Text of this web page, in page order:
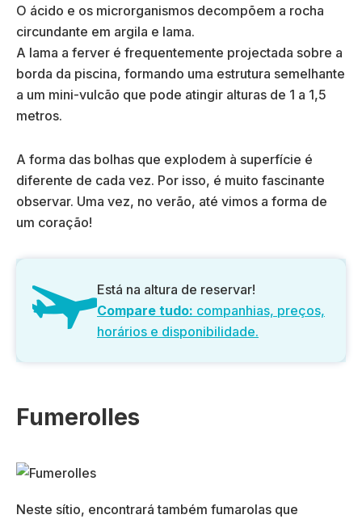
O ácido e os microrganismos decompõem a rocha
circundante em argila e lama.
A lama a ferver é frequentemente projectada sobre a
borda da piscina, formando uma estrutura semelhante
a um mini-vulcão que pode atingir alturas de 1 a 1,5
metros.
A forma das bolhas que explodem à superfície é
diferente de cada vez. Por isso, é muito fascinante
observar. Uma vez, no verão, até vimos a forma de
um coração!
Está na altura de reservar!
Compare tudo: companhias, preços,
horários e disponibilidade.
Fumerolles
Neste sítio, encontrará também fumarolas que